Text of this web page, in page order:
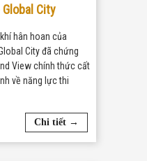
City
hân hoan của
City đã chứng
View chính thức cất
về năng lực thi
Chi tiết →